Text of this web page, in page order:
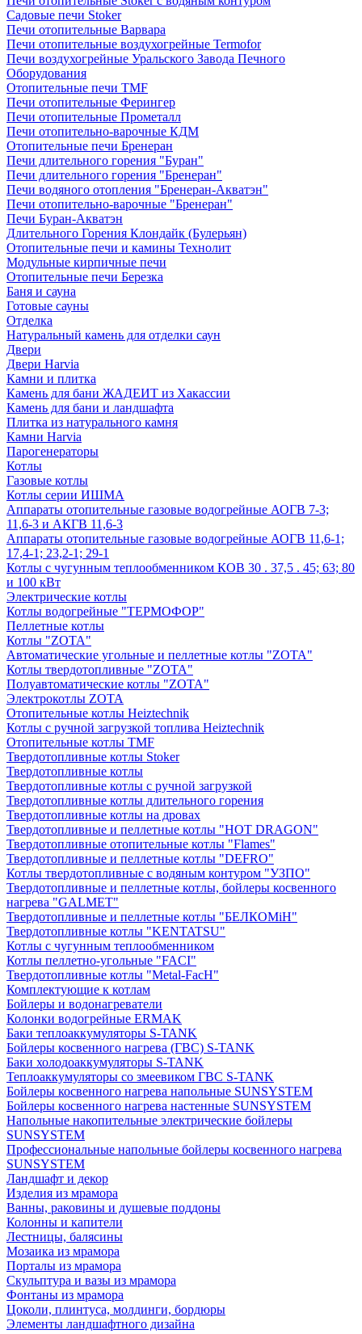
Садовые печи Stoker
Печи отопительные Варвара
Печи отопительные воздухогрейные Termofor
Печи воздухогрейные Уральского Завода Печного
Оборудования
Отопительные печи TMF
Печи отопительные Ферингер
Печи отопительные Прометалл
Печи отопительно-варочные КДМ
Отопительные печи Бренеран
Печи длительного горения "Буран"
Печи длительного горения "Бренеран"
Печи водяного отопления "Бренеран-Акватэн"
Печи отопительно-варочные "Бренеран"
Печи Буран-Акватэн
Длительного Горения Клондайк (Булерьян)
Отопительные печи и камины Технолит
Модульные кирпичные печи
Отопительные печи Березка
Баня и сауна
Готовые сауны
Отделка
Натуральный камень для отделки саун
Двери
Двери Harvia
Камни и плитка
Камень для бани ЖАДЕИТ из Хакассии
Камень для бани и ландшафта
Плитка из натурального камня
Камни Harvia
Парогенераторы
Котлы
Газовые котлы
Котлы серии ИШМА
Аппараты отопительные газовые водогрейные АОГВ 7-3;
11,6-3 и АКГВ 11,6-3
Аппараты отопительные газовые водогрейные АОГВ 11,6-1;
17,4-1; 23,2-1; 29-1
Котлы с чугунным теплообменником КОВ 30 . 37,5 . 45; 63; 80
и 100 кВт
Электрические котлы
Котлы водогрейные "ТЕРМОФОР"
Пеллетные котлы
Котлы "ZOTA"
Автоматические угольные и пеллетные котлы "ZOTA"
Котлы твердотопливные "ZOTA"
Полуавтоматические котлы "ZOTA"
Электрокотлы ZOTA
Отопительные котлы Heiztechnik
Котлы с ручной загрузкой топлива Heiztechnik
Отопительные котлы TMF
Твердотопливные котлы Stoker
Твердотопливные котлы
Твердотопливные котлы с ручной загрузкой
Твердотопливные котлы длительного горения
Твердотопливные котлы на дровах
Твердотопливные и пеллетные котлы "HOT DRAGON"
Твердотопливные отопительные котлы "Flames"
Твердотопливные и пеллетные котлы "DEFRO"
Котлы твердотопливные с водяным контуром "УЗПО"
Твердотопливные и пеллетные котлы, бойлеры косвенного
нагрева "GALMET"
Твердотопливные и пеллетные котлы "БЕЛКОМiН"
Твердотопливные котлы "KENTATSU"
Котлы с чугунным теплообменником
Котлы пеллетно-угольные "FACI"
Твердотопливные котлы "Metal-FacH"
Комплектующие к котлам
Бойлеры и водонагреватели
Колонки водогрейные ERMAK
Баки теплоаккумуляторы S-TANK
Бойлеры косвенного нагрева (ГВС) S-TANK
Баки холодоаккумуляторы S-TANK
Теплоаккумуляторы со змеевиком ГВС S-TANK
Бойлеры косвенного нагрева напольные SUNSYSTEM
Бойлеры косвенного нагрева настенные SUNSYSTEM
Напольные накопительные электрические бойлеры
SUNSYSTEM
Профессиональные напольные бойлеры косвенного нагрева
SUNSYSTEM
Ландшафт и декор
Изделия из мрамора
Ванны, раковины и душевые поддоны
Колонны и капители
Лестницы, балясины
Мозаика из мрамора
Порталы из мрамора
Скульптура и вазы из мрамора
Фонтаны из мрамора
Цоколи, плинтуса, молдинги, бордюры
Элементы ландшафтного дизайна